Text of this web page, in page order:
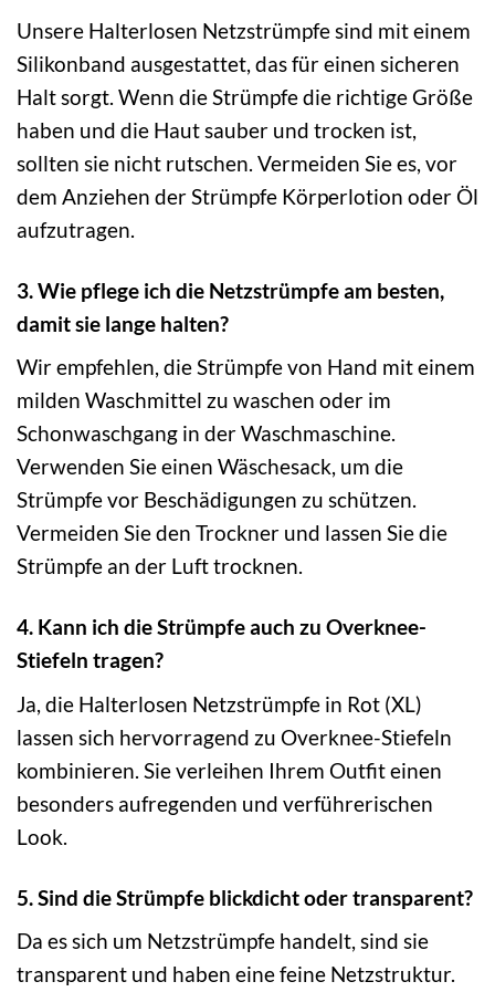
Unsere Halterlosen Netzstrümpfe sind mit einem
Silikonband ausgestattet, das für einen sicheren
Halt sorgt. Wenn die Strümpfe die richtige Größe
haben und die Haut sauber und trocken ist,
sollten sie nicht rutschen. Vermeiden Sie es, vor
dem Anziehen der Strümpfe Körperlotion oder Öl
aufzutragen.
3. Wie pflege ich die Netzstrümpfe am besten,
damit sie lange halten?
Wir empfehlen, die Strümpfe von Hand mit einem
milden Waschmittel zu waschen oder im
Schonwaschgang in der Waschmaschine.
Verwenden Sie einen Wäschesack, um die
Strümpfe vor Beschädigungen zu schützen.
Vermeiden Sie den Trockner und lassen Sie die
Strümpfe an der Luft trocknen.
4. Kann ich die Strümpfe auch zu Overknee-
Stiefeln tragen?
Ja, die Halterlosen Netzstrümpfe in Rot (XL)
lassen sich hervorragend zu Overknee-Stiefeln
kombinieren. Sie verleihen Ihrem Outfit einen
besonders aufregenden und verführerischen
Look.
5. Sind die Strümpfe blickdicht oder transparent?
Da es sich um Netzstrümpfe handelt, sind sie
transparent und haben eine feine Netzstruktur.